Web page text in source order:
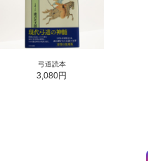
弓道読本
3,080円